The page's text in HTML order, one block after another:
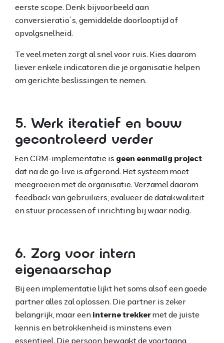
eerste scope. Denk bijvoorbeeld aan
conversieratio’s, gemiddelde doorlooptijd of
opvolgsnelheid.
Te veel meten zorgt al snel voor ruis. Kies daarom
liever enkele indicatoren die je organisatie helpen
om gerichte beslissingen te nemen.
5. Werk iteratief en bouw
gecontroleerd verder
Een CRM-implementatie is geen eenmalig project
dat na de go-live is afgerond. Het systeem moet
meegroeien met de organisatie. Verzamel daarom
feedback van gebruikers, evalueer de datakwaliteit
en stuur processen of inrichting bij waar nodig.
6. Zorg voor intern
eigenaarschap
Bij een implementatie lijkt het soms alsof een goede
partner alles zal oplossen. Die partner is zeker
belangrijk, maar een interne trekkermet de juiste
kennis en betrokkenheid is minstens even
essentieel. Die persoon bewaakt de voortgang,